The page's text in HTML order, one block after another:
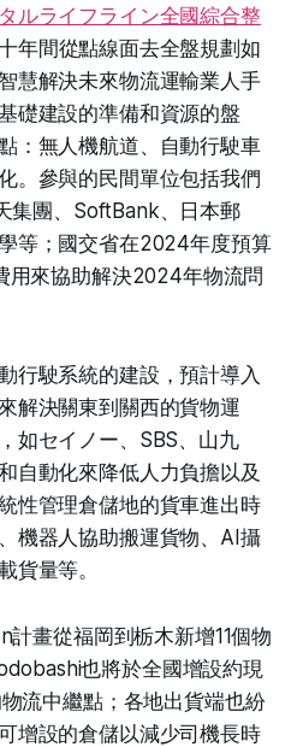
タルライフライン全國綜合整
年間從點線面去全盤規劃如
慧解決未來物流運輸業人手
礎建設的準備和資源的盤
：無人機航道、自動行駛車
。參與的民間單位包括我們
集團、SoftBank、日本郵
等；國交省在2024年度預算
用來協助解決2024年物流問
行駛系統的建設，預計導入
解決關東到關西的貨物運
如セイノー、SBS、山九
自動化來降低人力負擔以及
性管理倉儲地的貨車進出時
機器人協助搬運貨物、AI攝
貨量等。
計畫從福岡到栃木新增11個物
也將於全國增設約現
流中繼點；各地出貨端也紛
增設的倉儲以減少司機長時